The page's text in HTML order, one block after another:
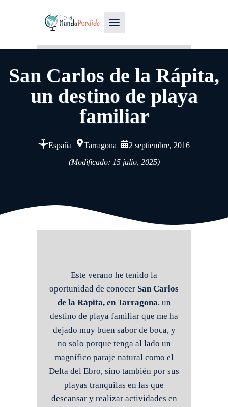
San Carlos de la Rápita,
un destino de playa
familiar
España Tarragona
2 septiembre, 2016
(Modificado: 15 julio, 2025)
Este verano he tenido la
oportunidad de conocer San Carlos
de la Rápita, en Tarragona, un
destino de playa familiar que me ha
dejado muy buen sabor de boca, y
no solo porque tenga al lado un
magnífico paraje natural como el
Delta del Ebro, sino también por sus
playas tranquilas en las que
descansar y realizar actividades en